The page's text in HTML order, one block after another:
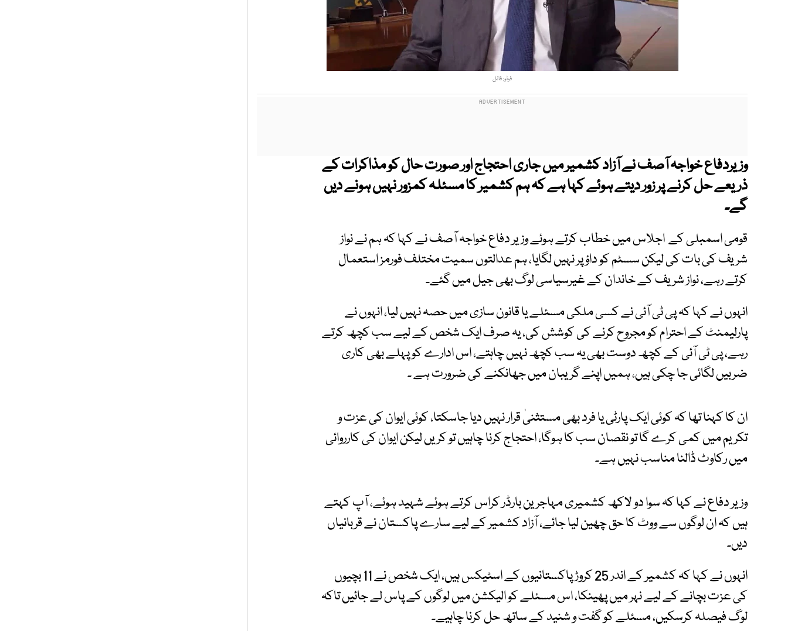
فوٹو: فائل
وزیردفاع خواجہ آصف نے آزاد کشمیر میں جاری احتجاج اور صورت حال کو مذاکرات کے
ذریعے حل کرنے پر زور دیتے ہوئے کہا ہے کہ ہم کشمیر کا مسئلہ کمزور نہیں ہونے دیں
گے۔
قومی اسمبلی کے اجلاس میں خطاب کرتے ہوئے وزیر دفاع خواجہ آصف نے کہا کہ ہم نے نواز
شریف کی بات کی لیکن سسٹم کو داؤ پر نہیں لگایا، ہم عدالتوں سمیت مختلف فورمز استعمال
کرتے رہے، نواز شریف کے خاندان کے غیرسیاسی لوگ بھی جیل میں گئے۔
انہوں نے کہا کہ پی ٹی آئی نے کسی ملکی مسئلے یا قانون سازی میں حصہ نہیں لیا، انہوں نے
پارلیمنٹ کے احترام کو مجروح کرنے کی کوشش کی، یہ صرف ایک شخص کے لیے سب کچھ کرتے
رہے، پی ٹی آئی کے کچھ دوست بھی یہ سب کچھ نہیں چاہتے، اس ادارے کو پہلے بھی کاری
ضربیں لگائی جا چکی ہیں، ہمیں اپنے گریبان میں جھانکنے کی ضرورت ہے ۔
ان کا کہنا تھا کہ کوئی ایک پارٹی یا فرد بھی مستثنیٰ قرار نہیں دیا جاسکتا، کوئی ایوان کی عزت و
تکریم میں کمی کرے گا تو نقصان سب کا ہوگا، احتجاج کرنا چاہیں تو کریں لیکن ایوان کی کارروائی
میں رکاوٹ ڈالنا مناسب نہیں ہے۔
وزیر دفاع نے کہا کہ سوا دو لاکھ کشمیری مہاجرین بارڈر کراس کرتے ہوئے شہید ہوئے، آپ کہتے
ہیں کہ ان لوگوں سے ووٹ کا حق چھین لیا جائے، آزاد کشمیر کے لیے سارے پاکستان نے قربانیاں
دیں۔
انہوں نے کہا کہ کشمیر کے اندر 25 کروڑ پاکستانیوں کے اسٹیکس ہیں، ایک شخص نے 11 بچیوں
کی عزت بچانے کے لیے نہر میں پھینکا، اس مسئلے کو الیکشن میں لوگوں کے پاس لے جائیں تاکہ
لوگ فیصلہ کرسکیں، مسئلے کو گفت و شنید کے ساتھ حل کرنا چاہیے۔